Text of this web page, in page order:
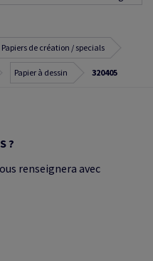
Papiers de création / specials
Papier à dessin 320405
?
renseignera avec